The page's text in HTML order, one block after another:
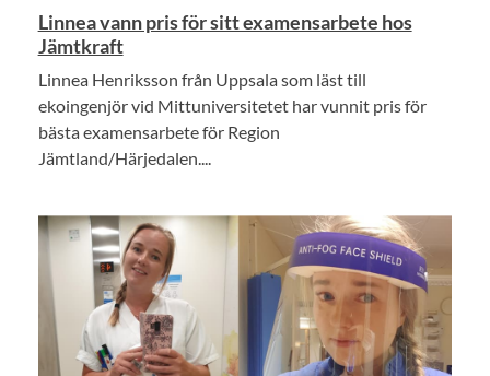
Linnea vann pris för sitt examensarbete hos
Jämtkraft
Linnea Henriksson från Uppsala som läst till
ekoingenjör vid Mittuniversitetet har vunnit pris för
bästa examensarbete för Region
Jämtland/Härjedalen....